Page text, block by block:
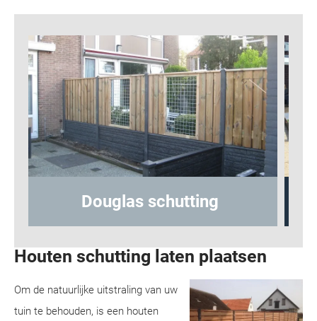
Hout-betonschutting
Houten schutting laten plaatsen
Om de natuurlijke uitstraling van uw
tuin te behouden, is een houten